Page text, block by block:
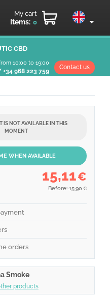
My cart
Items: 0
CBD
10:00 to 19:00
+34 968 223 759
Contact us
IS NOT AVAILABLE IN THIS
MOMENT
WHEN AVAILABLE
15,11€
Before: 15,90 €
orders
Smoke
products